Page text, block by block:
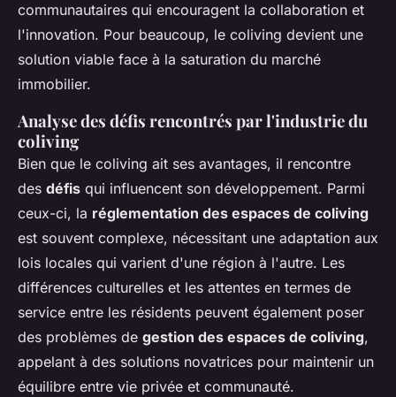
communautaires qui encouragent la collaboration et
l'innovation. Pour beaucoup, le coliving devient une
solution viable face à la saturation du marché
immobilier.
Analyse des défis rencontrés par l'industrie du
coliving
Bien que le coliving ait ses avantages, il rencontre
des défis qui influencent son développement. Parmi
ceux-ci, la réglementation des espaces de coliving
est souvent complexe, nécessitant une adaptation aux
lois locales qui varient d'une région à l'autre. Les
différences culturelles et les attentes en termes de
service entre les résidents peuvent également poser
des problèmes de gestion des espaces de coliving,
appelant à des solutions novatrices pour maintenir un
équilibre entre vie privée et communauté.